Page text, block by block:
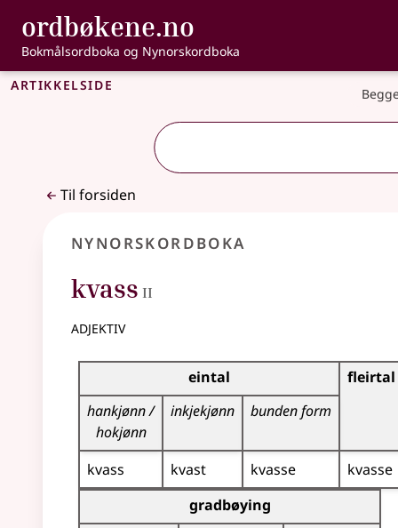
Gå til hovedinnhold
Tilgjengelighet
ordbøkene.no
Bokmålsordboka og Nynorskordboka
Artikkelside
Til forsiden
Nynorskordboka
kvass II
adjektiv
Bøyningstabell for dette adjektivet
eintal
fleirtal
hankjønn /
hokjønn
inkjekjønn bunden form
kvass kvast kvasse
kvasse
Bøyningstabell for dette adjektivet
gradbøying